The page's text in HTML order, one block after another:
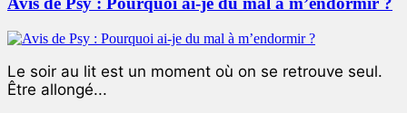
Le soir au lit est un moment où on se retrouve seul.
Être allongé...